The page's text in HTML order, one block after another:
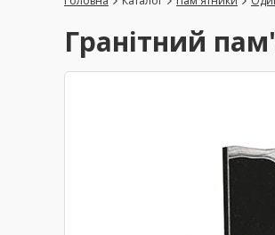
Гранітний